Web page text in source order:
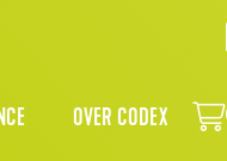
OVER CODEX